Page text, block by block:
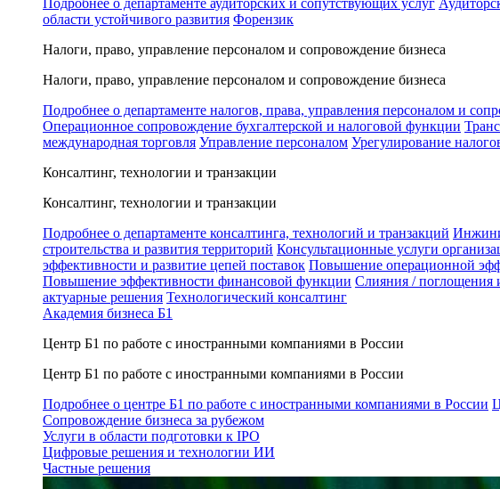
Подробнее о департаменте аудиторских и сопутствующих услуг
области устойчивого развития Форензик
Налоги, право, управление персоналом и сопровождение бизнеса
Налоги, право, управление персоналом и сопровождение бизнеса
Подробнее о департаменте налогов, права, управления персоналом и
Операционное сопровождение бухгалтерской и налоговой функции
международная торговля Управление персоналом Урегулирование
Консалтинг, технологии и транзакции
Консалтинг, технологии и транзакции
Подробнее о департаменте консалтинга, технологий и транзакций
строительства и развития территорий Консультационные услуги
эффективности и развитие цепей поставок Повышение операционной
Повышение эффективности финансовой функции Слияния / поглощения
актуарные решения Технологический консалтинг
Академия бизнеса Б1
Центр Б1 по работе с иностранными компаниями в России
Центр Б1 по работе с иностранными компаниями в России
Подробнее о центре Б1 по работе с иностранными компаниями в России
Сопровождение бизнеса за рубежом
Услуги в области подготовки к IPO
Цифровые решения и технологии ИИ
Частные решения